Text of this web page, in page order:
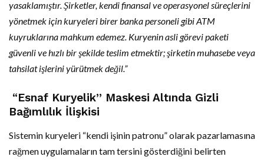
yasaklamıştır. Şirketler, kendi finansal ve operasyonel süreçlerini
yönetmek için kuryeleri birer banka personeli gibi ATM
kuyruklarına mahkum edemez. Kuryenin asli görevi paketi
güvenli ve hızlı bir şekilde teslim etmektir; şirketin muhasebe veya
tahsilat işlerini yürütmek değil.”
“Esnaf Kuryelik” Maskesi Altında Gizli
Bağımlılık İlişkisi
Sistemin kuryeleri “kendi işinin patronu” olarak pazarlamasına
rağmen uygulamaların tam tersini gösterdiğini belirten